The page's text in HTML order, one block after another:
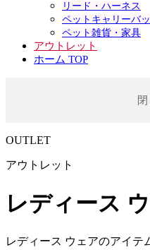
リード・ハーネス
ペットキャリーバ
ペット雑貨・家具
アウトレット
ホーム TOP
OUTLET
アウトレット
レディース
レディース ウェアのアイテ